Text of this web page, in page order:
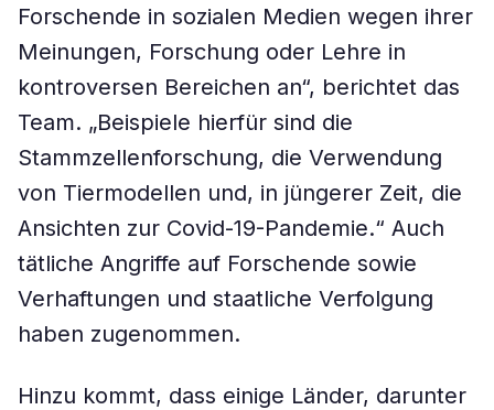
Forschende in sozialen Medien wegen ihrer
Meinungen, Forschung oder Lehre in
kontroversen Bereichen an“, berichtet das
Team. „Beispiele hierfür sind die
Stammzellenforschung, die Verwendung
von Tiermodellen und, in jüngerer Zeit, die
Ansichten zur Covid-19-Pandemie.“ Auch
tätliche Angriffe auf Forschende sowie
Verhaftungen und staatliche Verfolgung
haben zugenommen.
Hinzu kommt, dass einige Länder, darunter